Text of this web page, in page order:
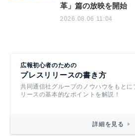
革」篇の放映を開始
2026.08.06 11:04
広報初心者のための
プレスリリースの書き方
共同通信社グループのノウハウをもとに
リースの基本的なポイントを解説！
詳細を見る